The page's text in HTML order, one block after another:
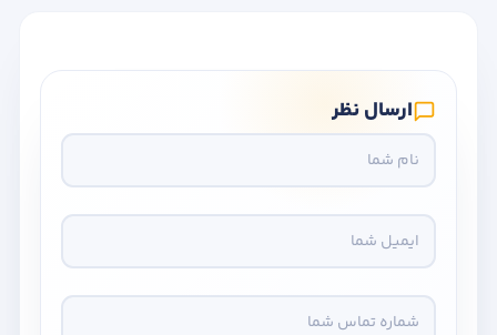
ارسال نظر